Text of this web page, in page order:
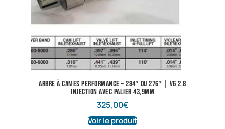
Arbre à cames performance – 284° ou 276° | V6 2.8
injection avec palier 43,9mm
325,00€
Voir le produit